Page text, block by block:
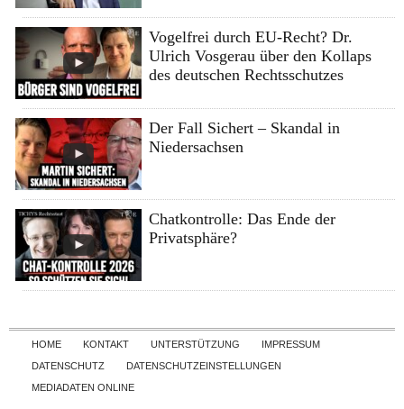
Vogelfrei durch EU-Recht? Dr.
Ulrich Vosgerau über den Kollaps
des deutschen Rechtsschutzes
Der Fall Sichert – Skandal in
Niedersachsen
Chatkontrolle: Das Ende der
Privatsphäre?
Skip to content
HOME KONTAKT UNTERSTÜTZUNG
IMPRESSUM
DATENSCHUTZ
DATENSCHUTZEINSTELLUNGEN
MEDIADATEN ONLINE